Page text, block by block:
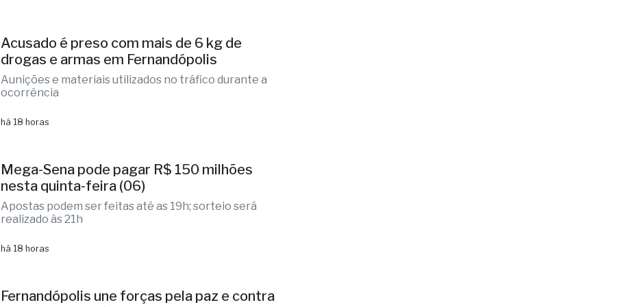
Acusado é preso com mais de 6 kg de
drogas e armas em Fernandópolis
Aunições e materiais utilizados no tráfico durante a
ocorrência
Mega-Sena pode pagar R$ 150 milhões
nesta quinta-feira (06)
Apostas podem ser feitas até as 19h; sorteio será
realizado às 21h
Fernandópolis une forças pela paz e contra